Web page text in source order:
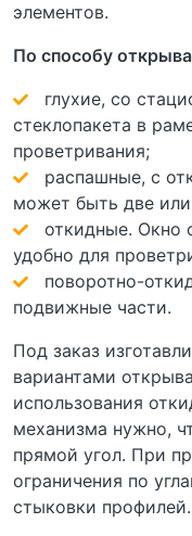
элементов.
По способу
глухие, со
стеклопакета в
проветривания;
распашные, с
может быть две
откидные. Окно
удобно для
поворотно-
подвижные части.
Под заказ
вариантами
использования
механизма нужно,
прямой угол. При
ограничения по
стыковки профилей.